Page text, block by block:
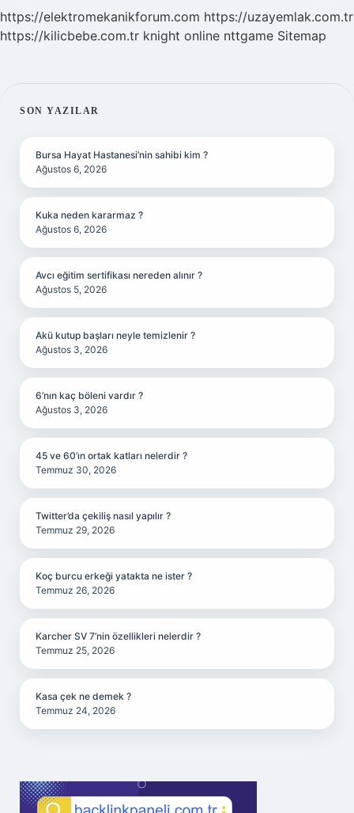
https://elektromekanikforum.com https://uzayemlak.com.tr
https://kilicbebe.com.tr knight online nttgame Sitemap
SIDEBAR
SON YAZILAR
Bursa Hayat Hastanesi’nin sahibi kim ?
Ağustos 6, 2026
Kuka neden kararmaz ?
Ağustos 6, 2026
Avcı eğitim sertifikası nereden alınır ?
Ağustos 5, 2026
Akü kutup başları neyle temizlenir ?
Ağustos 3, 2026
6’nın kaç böleni vardır ?
Ağustos 3, 2026
45 ve 60’ın ortak katları nelerdir ?
Temmuz 30, 2026
Twitter’da çekiliş nasıl yapılır ?
Temmuz 29, 2026
Koç burcu erkeği yatakta ne ister ?
Temmuz 26, 2026
Karcher SV 7’nin özellikleri nelerdir ?
Temmuz 25, 2026
Kasa çek ne demek ?
Temmuz 24, 2026